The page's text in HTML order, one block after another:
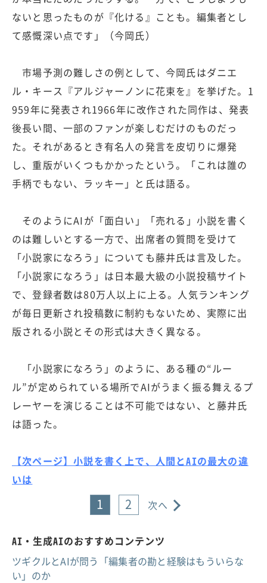
ないと思ったものが『化ける』ことも。編集者とし
て感慨深い点です」（今岡氏）
市場予測の難しさの例として、今岡氏はダニエ
ル・キース『アルジャーノンに花束を』を挙げた。1
959年に発表され1966年に改作された同作は、発表
後長い間、一部のファンが楽しむだけのものだっ
た。それがあるとき有名人の発言を皮切りに爆発
し、重版がいくつもかかったという。「これは誰の
手柄でもない、ラッキー」と氏は語る。
そのようにAIが「面白い」「売れる」小説を書く
のは難しいとする一方で、出席者の質問を受けて
「小説家になろう」についても藤井氏は言及した。
「小説家になろう」は日本最大級の小説投稿サイト
で、登録者数は80万人以上に上る。人気ランキング
が毎日更新され投稿数に制約もないため、実際に出
版される小説とその形式は大きく異なる。
「小説家になろう」のように、ある種の“ルー
ル”が定められている場所でAIがうまく振る舞えるプ
レーヤーを演じることは不可能ではない、と藤井氏
は語った。
【次ページ】小説を書く上で、人間とAIの最大の違
いは
1 2 次へ
AI・生成AIのおすすめコンテンツ
ツギクルとAIが問う「編集者の勘と経験はもういらな
い」のか